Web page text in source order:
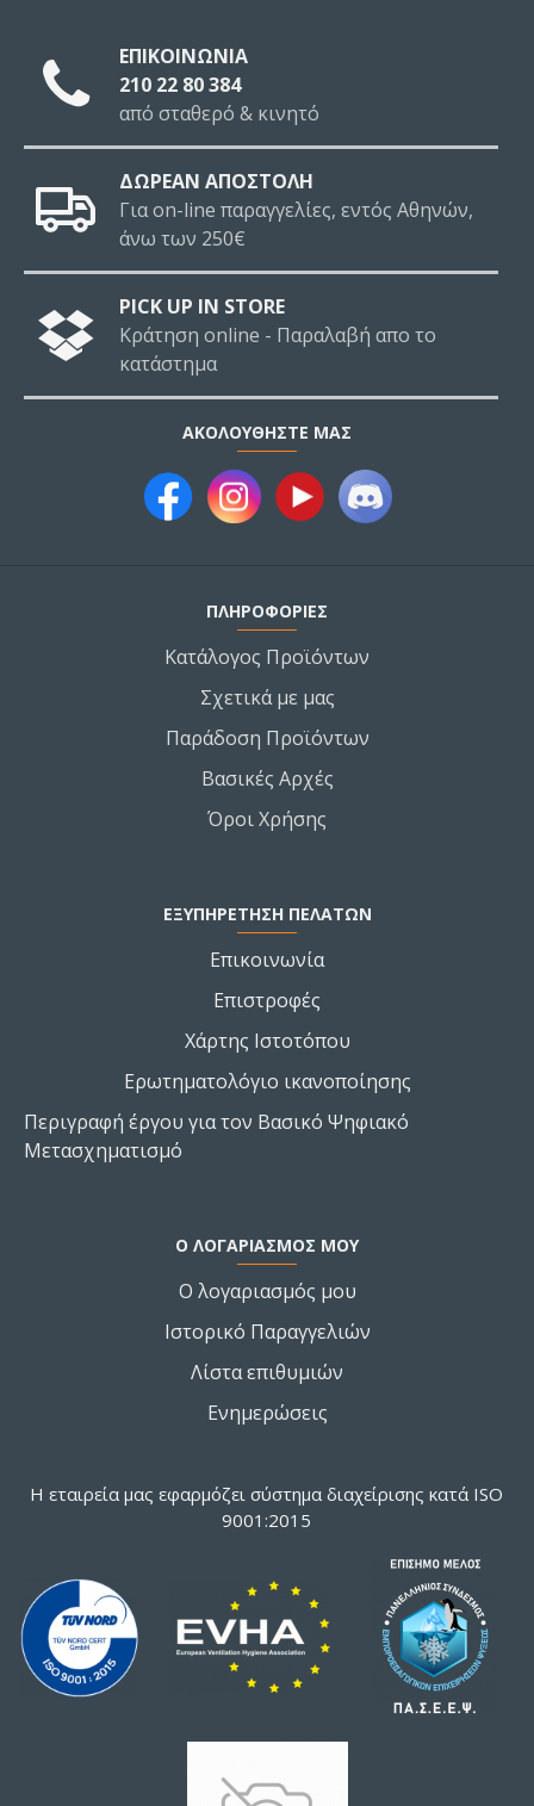
ΕΠΙΚΟΙΝΩΝΙΑ
210 22 80 384
από σταθερό & κινητό
ΔΩΡΕΑΝ ΑΠΟΣΤΟΛΗ
Για on-line παραγγελίες, εντός Αθηνών,
άνω των 250€
PICK UP IN STORE
Κράτηση online - Παραλαβή απο το
κατάστημα
ΑΚΟΛΟΥΘΉΣΤΕ ΜΑΣ
ΠΛΗΡΟΦΟΡΙΕΣ
Κατάλογος Προϊόντων
Σχετικά με μας
Παράδοση Προϊόντων
Βασικές Αρχές
Όροι Χρήσης
ΕΞΥΠΗΡΕΤΗΣΗ ΠΕΛΑΤΩΝ
Επικοινωνία
Επιστροφές
Χάρτης Ιστοτόπου
Ερωτηματολόγιο ικανοποίησης
Περιγραφή έργου για τον Βασικό Ψηφιακό
Μετασχηματισμό
Ο ΛΟΓΑΡΙΑΣΜΌΣ ΜΟΥ
Ο λογαριασμός μου
Ιστορικό Παραγγελιών
Λίστα επιθυμιών
Ενημερώσεις
Η εταιρεία μας εφαρμόζει σύστημα διαχείρισης κατά ISO
9001:2015